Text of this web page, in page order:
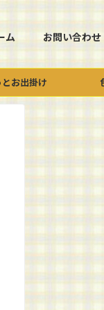
ム お問い合わせ
お出掛け